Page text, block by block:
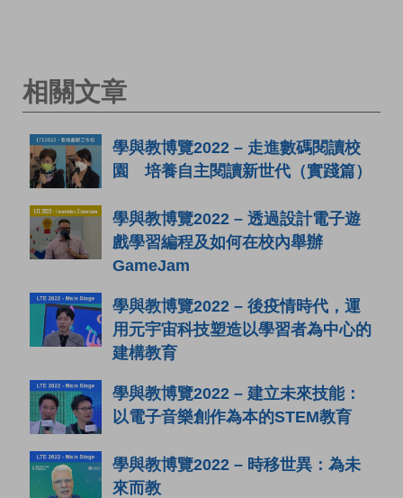
相關文章
學與教博覽2022 – 走進數碼閱讀校
園 培養自主閱讀新世代（實踐篇）
學與教博覽2022 – 透過設計電子遊
戲學習編程及如何在校內舉辦
GameJam
學與教博覽2022 – 後疫情時代，運
用元宇宙科技塑造以學習者為中心的
建構教育
學與教博覽2022 – 建立未來技能：
以電子音樂創作為本的STEM教育
學與教博覽2022 – 時移世異：為未
來而教